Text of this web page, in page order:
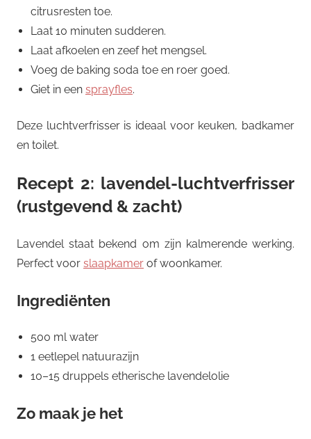
citrusresten toe.
Laat 10 minuten sudderen.
Laat afkoelen en zeef het mengsel.
Voeg de baking soda toe en roer goed.
Giet in een sprayfles.
Deze luchtverfrisser is ideaal voor keuken, badkamer
en toilet.
Recept 2: lavendel-luchtverfrisser
(rustgevend & zacht)
Lavendel staat bekend om zijn kalmerende werking.
Perfect voor slaapkamer of woonkamer.
Ingrediënten
500 ml water
1 eetlepel natuurazijn
10–15 druppels etherische lavendelolie
Zo maak je het